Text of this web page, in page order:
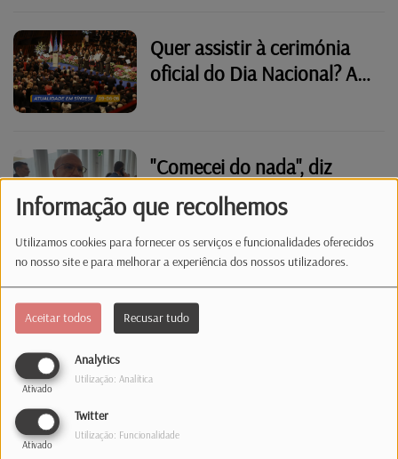
Informação que recolhemos
Utilizamos cookies para fornecer os serviços e funcionalidades oferecidos
no nosso site e para melhorar a experiência dos nossos utilizadores.
Aceitar todos Recusar tudo
Analytics
Ativado
Utilização: Analítica
Twitter
Ativado
Utilização: Funcionalidade
Quer assistir à cerimónia
oficial do Dia Nacional? As
"Comecei do nada", diz
Orlando Pinto depois de
distinguido por António
José Seguro
Seguro e Montenegro
apelam ao regresso dos
emigrantes no Luxemburgo
portugueses de volta